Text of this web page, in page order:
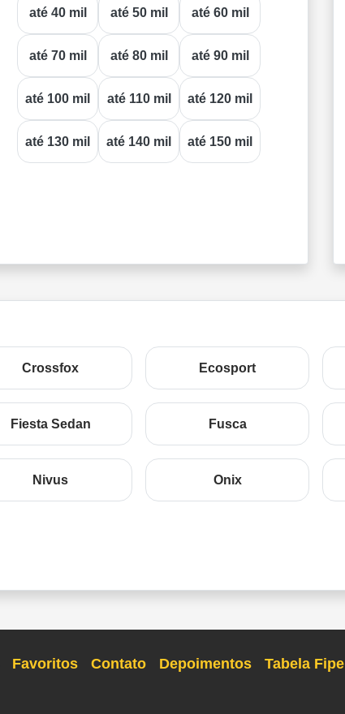
até 40 mil até 50 mil até 60 mil
até 70 mil até 80 mil até 90 mil
até 100 mil até 110 mil até 120 mil
até 130 mil até 140 mil até 150 mil
Crossfox Ecosport
Fiesta Sedan Fusca
Nivus Onix
Favoritos Contato Depoimentos Tabela Fipe